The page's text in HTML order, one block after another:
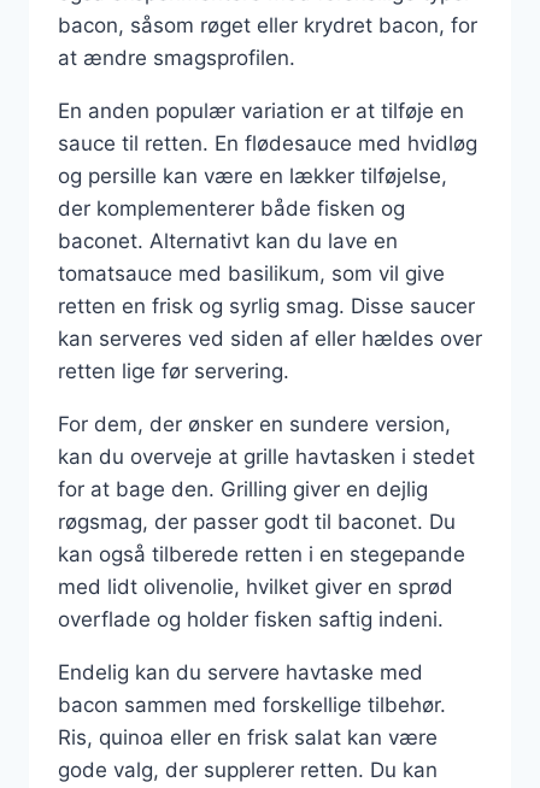
bacon, såsom røget eller krydret bacon, for
at ændre smagsprofilen.
En anden populær variation er at tilføje en
sauce til retten. En flødesauce med hvidløg
og persille kan være en lækker tilføjelse,
der komplementerer både fisken og
baconet. Alternativt kan du lave en
tomatsauce med basilikum, som vil give
retten en frisk og syrlig smag. Disse saucer
kan serveres ved siden af eller hældes over
retten lige før servering.
For dem, der ønsker en sundere version,
kan du overveje at grille havtasken i stedet
for at bage den. Grilling giver en dejlig
røgsmag, der passer godt til baconet. Du
kan også tilberede retten i en stegepande
med lidt olivenolie, hvilket giver en sprød
overflade og holder fisken saftig indeni.
Endelig kan du servere havtaske med
bacon sammen med forskellige tilbehør.
Ris, quinoa eller en frisk salat kan være
gode valg, der supplerer retten. Du kan